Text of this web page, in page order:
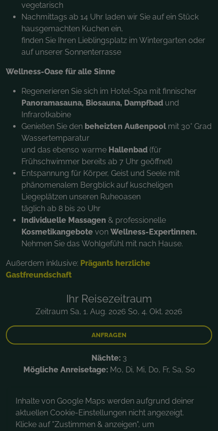
vegetarisch
Nachmittags ab 14 Uhr laden wir Sie auf ein Stück
hausgemachten Kuchen ein,
finden Sie Ihren Lieblingsplatz im Wintergarten oder
auf unserer Sonnenterrasse
Wellness-Oase für alle Sinne
Regenerieren Sie sich im Hotel-Spa mit finnischer
Panoramasauna, Biosauna, Dampfbad und
Infrarotkabine
Genießen Sie den beheizten Außenpoolmit 30° Grad
Wassertemparatur
und das ebenso warme Hallenbad (für
Frühschwimmer bereits ab 7 Uhr geöffnet)
Entspannung für Körper, Geist und Seele mit
phänomenalem Bergblick auf kuscheligen
Liegeplätzen unseren Ruheoasen
täglich ab 8 bis 20 Uhr
Individuelle Massagen & professionelle
Kosmetikangebote von Wellness-Expertinnen.
Nehmen Sie das Wohlgefühl mit nach Hause.
Außerdem inklusive: Prägants herzliche
Gastfreundschaft
Ihr Reisezeitraum
Zeitraum Sa, 1. Aug. 2026 So, 4. Okt. 2026
ANFRAGEN
Nächte: 3
Mögliche Anreisetage: Mo, Di, Mi, Do, Fr, Sa, So
Inhalte von Google Maps werden aufgrund deiner
aktuellen Cookie-Einstellungen nicht angezeigt.
Klicke auf "Zustimmen & anzeigen", um